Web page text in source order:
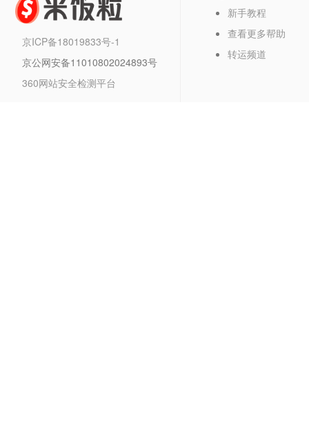
京ICP备18019833号-1
京公网安备11010802024893号
360网站安全检测平台
新手教程
查看更多帮助
转运频道